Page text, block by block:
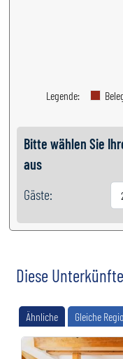
Legende:
Bitte wählen Sie
aus
Gäste:
Diese
Ähnliche Gleiche